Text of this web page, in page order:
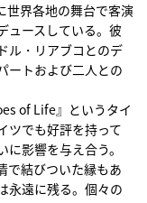
世界各地の舞台で客演
ュースしている。彼
ル・リアブコとのデ
ートおよび二人との
of Life』というタイ
ツでも好評を持って
影響を与え合う。
で結びついた縁もあ
永遠に残る。個々の